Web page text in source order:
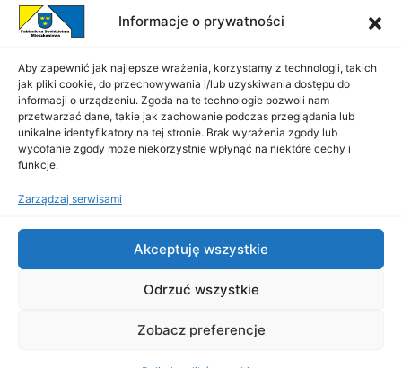
Informacje o prywatności
Aby zapewnić jak najlepsze wrażenia, korzystamy z technologii, takich
jak pliki cookie, do przechowywania i/lub uzyskiwania dostępu do
informacji o urządzeniu. Zgoda na te technologie pozwoli nam
przetwarzać dane, takie jak zachowanie podczas przeglądania lub
unikalne identyfikatory na tej stronie. Brak wyrażenia zgody lub
wycofanie zgody może niekorzystnie wpłynąć na niektóre cechy i
funkcje.
Zarządzaj serwisami
Akceptuję wszystkie
Odrzuć wszystkie
Zobacz preferencje
2026 |
All Rights Reserved